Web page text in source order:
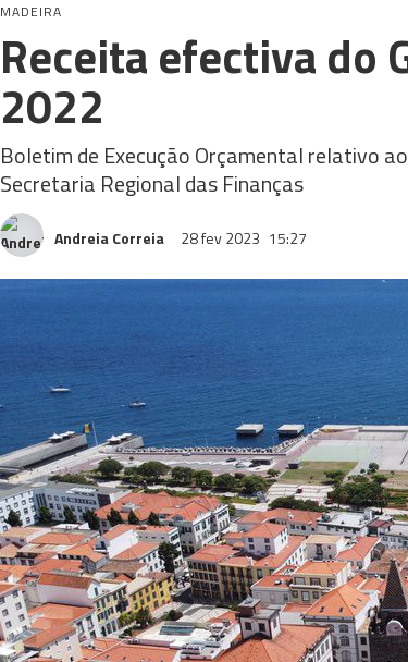
MADEIRA
Receita efectiva do
2022
Boletim de Execução Orçamental relativo
Secretaria Regional das Finanças
Andreia Correia 28 fev 2023 15:27